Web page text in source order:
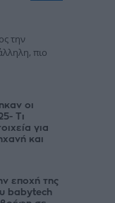
την
πιο
οι
Τι
για
και
εποχή της
babytech